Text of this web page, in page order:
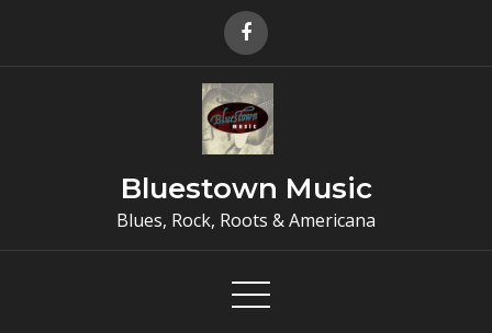
Bluestown Music
Blues, Rock, Roots & Americana